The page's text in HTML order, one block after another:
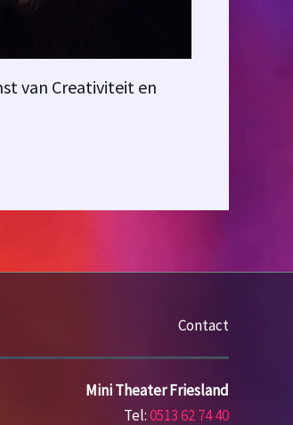
van Creativiteit en
Contact
Mini Theater Friesland
Tel:0513 62 74 40